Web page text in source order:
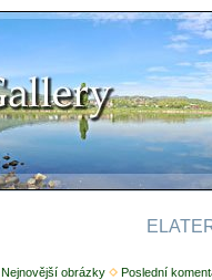
Nejnovější obrázky Poslední